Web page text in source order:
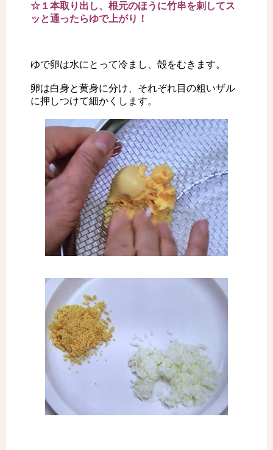
☆１本取り出し、根元のほうに竹串を刺してス
ッと通ったらゆで上がり！
ゆで卵は水にとって冷まし、殻をむきます。
卵は白身と黄身に分け、それぞれ目の粗いザル
に押しつけて細かくします。